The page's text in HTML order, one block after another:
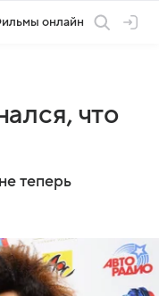
онлайн
что
теперь